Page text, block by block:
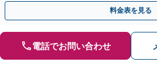
をサポート【夜間・休日面談可】【専用駐
料金表を見る
電話でお問い合わせ